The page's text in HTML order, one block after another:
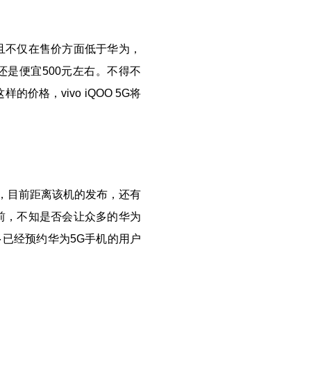
仅在售价方面低于华为，
是便宜500元左右。不得不
的价格，vivo iQOO 5G将
目前距离该机的发布，还有
，不知是否会让众多的华为
经预约华为5G手机的用户